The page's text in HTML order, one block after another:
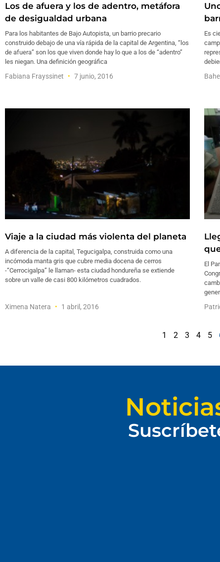
Los de afuera y los de adentro, metáfora
de desigualdad urbana
Para los habitantes de Bajo Autopista, un barrio precario
construido debajo de una vía rápida de la capital de Argentina, “los
de afuera” son los que viven donde hay lo que a los de “adentro”
les niegan. Una definición geográfica
Fabiana Frayssinet 7 junio, 2016
Es
Viaje a la ciudad más violenta del planeta
A diferencia de la capital, Tegucigalpa, construida como una
incómoda manta gris que cubre media docena de cerros
-“Cerrocigalpa” le llaman- esta ciudad hondureña se extiende
sobre un valle de casi 800 kilómetros cuadrados.
Ximena Natera 1 abril, 2016
El
1 2 3 4 5